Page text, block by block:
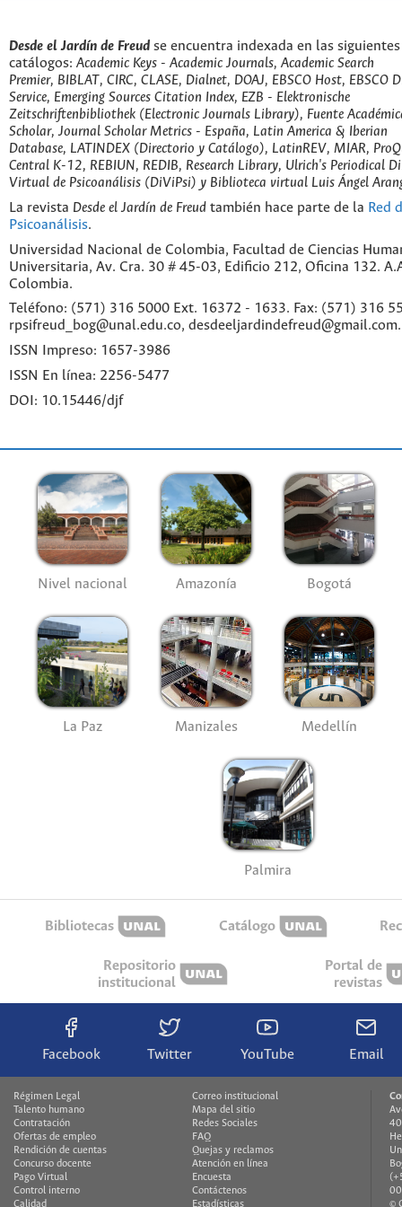
Desde el Jardín de Freud se encuentra indexada en las
catálogos: Academic Keys - Academic Journals, Academic Search
Premier, BIBLAT, CIRC, CLASE, Dialnet, DOAJ, EBSCO Host, EBSCO
Service, Emerging Sources Citation Index, EZB - Elektronische
Zeitschriftenbibliothek (Electronic Journals Library), Fuente
Scholar, Journal Scholar Metrics - España, Latin America & Iberian
Database, LATINDEX (Directorio y Catálogo), LatinREV, MIAR,
Central K-12, REBIUN, REDIB, Research Library, Ulrich's Periodical
Virtual de Psicoanálisis (DiViPsi) y Biblioteca virtual Luis Ángel
La revista Desde el Jardín de Freud también hace parte de la Red
Psicoanálisis.
Universidad Nacional de Colombia, Facultad de Ciencias
Universitaria, Av. Cra. 30 # 45-03, Edificio 212, Oficina 132.
Colombia.
Teléfono: (571) 316 5000 Ext. 16372 - 1633. Fax: (571) 316
rpsifreud_bog@unal.edu.co, desdeeljardindefreud@gmail.com.
ISSN Impreso: 1657-3986
ISSN En línea: 2256-5477
DOI: 10.15446/djf
Nivel nacional Amazonía Bogotá
La Paz Manizales Medellín
Palmira
Bibliotecas Catálogo
Repositorio
institucional
Portal de
revistas
Facebook Twitter YouTube Email
Régimen Legal
Talento humano
Contratación
Ofertas de empleo
Rendición de cuentas
Concurso docente
Pago Virtual
Control interno
Calidad
Correo institucional
Mapa del sitio
Redes Sociales
FAQ
Quejas y reclamos
Atención en línea
Encuesta
Contáctenos
Estadísticas
©